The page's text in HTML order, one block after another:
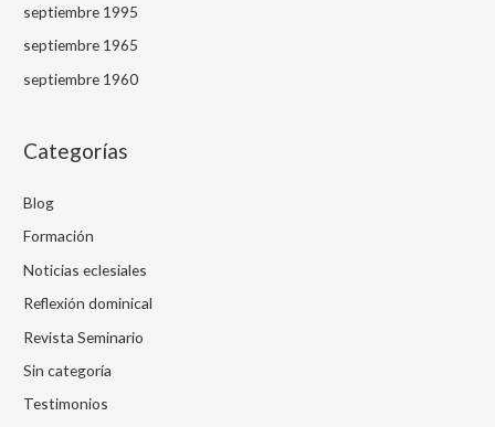
septiembre 1995
septiembre 1965
septiembre 1960
Categorías
Blog
Formación
Noticias eclesiales
Reflexión dominical
Revista Seminario
Sin categoría
Testimonios